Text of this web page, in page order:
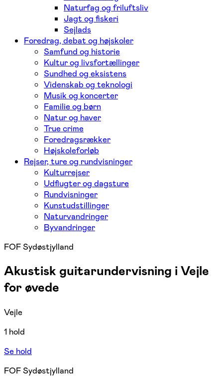
Naturfag og friluftsliv
Jagt og fiskeri
Sejlads
Foredrag, debat og højskoler
Samfund og historie
Kultur og livsfortællinger
Sundhed og eksistens
Videnskab og teknologi
Musik og koncerter
Familie og børn
Natur og haver
True crime
Foredragsrækker
Højskoleforløb
Rejser, ture og rundvisninger
Kulturrejser
Udflugter og dagsture
Rundvisninger
Kunstudstillinger
Naturvandringer
Byvandringer
FOF Sydøstjylland
Akustisk guitarundervisning i Vejle
for øvede
Vejle
1 hold
Se hold
FOF Sydøstjylland